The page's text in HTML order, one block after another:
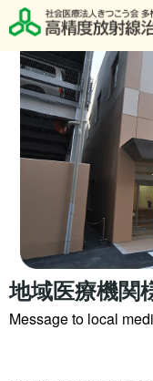
治療の進め方
放射線治療につ
放射線治療について
対象疾患と治療につい
地域医療機関様へ
地域医療機関
Message to local